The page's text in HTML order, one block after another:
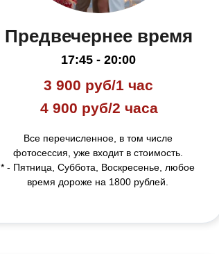
Предвечернее время
17:45 - 20:00
3 900 руб/1 час
Все перечисленное, в том числе
фотосессия, уже входит в стоимость.
* - Пятница, Суббота, Воскресенье, любое
время дороже на 1800 рублей.
4 900 руб/2 часа